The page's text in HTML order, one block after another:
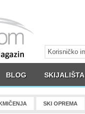
BLOG SKIJALIŠTA
SKI OPREMA